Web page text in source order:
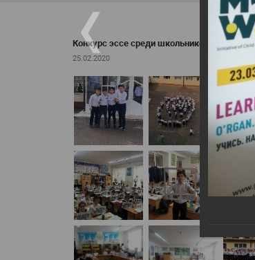
Конкурс эссе среди школьников - Global
25.02.2020